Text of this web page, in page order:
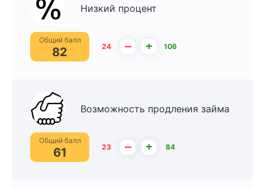
Низкий процент
Общий балл
82 24 – + 106
Возможность продления займа
Общий балл
61 23 – + 84